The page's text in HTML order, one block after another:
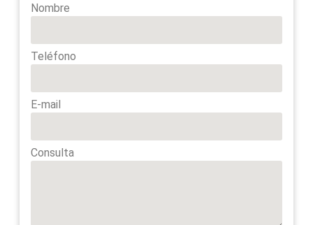
Nombre
Teléfono
E-mail
Consulta